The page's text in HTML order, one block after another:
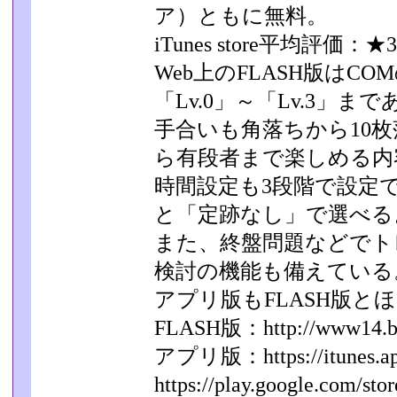
ア）ともに無料。
iTunes store平均評価：
Web上のFLASH版は
「Lv.0」～「Lv.3」­まで
手合いも角落ちから10
ら有段者まで楽しめる
時間設定も3段階で設定
と「定跡なし」で選べ
また、終盤問題などで
検討の機能も備えてい
アプリ版もFLASH版と
FLASH版：http://
アプリ版：https://
https://play.google.com/